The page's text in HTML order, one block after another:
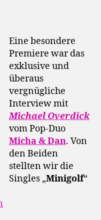
Eine besondere
Premiere war das
exklusive und
überaus
vergnügliche
Interview mit
Michael Overdick
vom Pop-Duo
Micha & Dan. Von
den Beiden
stellten wir die
Singles „Minigolf“